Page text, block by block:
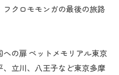
クロモモンガの最後の旅路
の扉 ペットメモリアル東京
立川、八王子など東京多摩